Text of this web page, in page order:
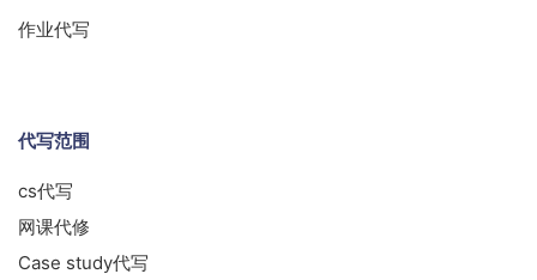
作业代写
代写范围
cs代写
网课代修
Case study代写